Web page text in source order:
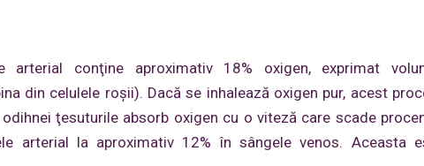
arterial conţine aproximativ 18% oxigen, exprimat
din celulele roşii). Dacă se inhalează oxigen pur, acest
ţesuturile absorb oxigen cu o viteză care scade
arterial la aproximativ 12% în sângele venos. Aceasta